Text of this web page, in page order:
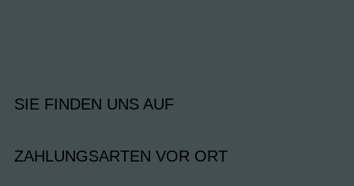
SIE FINDEN UNS AUF
ZAHLUNGSARTEN VOR ORT